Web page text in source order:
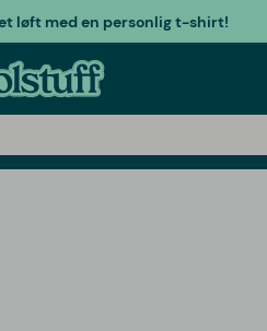
løft med en personlig t-shirt!